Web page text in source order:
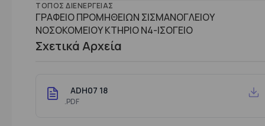
ΤΌΠΟΣ ΔΙΕΝΈΡΓΕΙΑΣ
ΓΡΑΦΕΙΟ ΠΡΟΜΗΘΕΙΩΝ ΣΙΣΜΑΝΟΓΛΕΙΟΥ
ΝΟΣΟΚΟΜΕΙΟΥ ΚΤΗΡΙΟ Ν4-ΙΣΟΓΕΙΟ
Σχετικά Αρχεία
ADH07 18
.PDF